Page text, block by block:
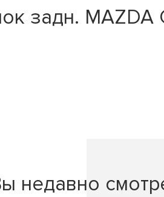
задн. MAZDA
недавно